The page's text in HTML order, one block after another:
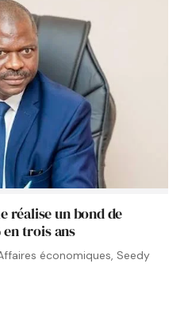
réalise un bond de
en trois ans
économiques, Seedy